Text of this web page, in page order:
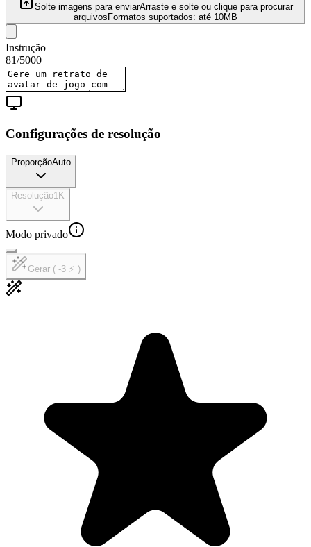
Solte imagens para enviarArraste e solte ou clique para procurar
arquivosFormatos suportados: até 10MB
Instrução
81/5000
Configurações de resolução
ProporçãoAuto
Resolução1K
Modo privado
Gerar ( -3 ⚡ )